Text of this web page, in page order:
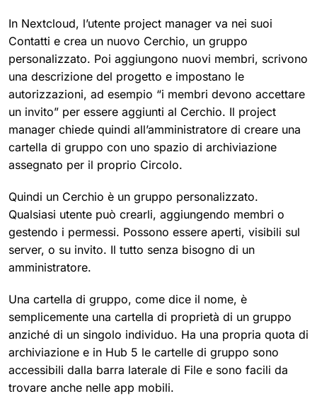
In Nextcloud, l’utente project manager va nei suoi
Contatti e crea un nuovo Cerchio, un gruppo
personalizzato. Poi aggiungono nuovi membri, scrivono
una descrizione del progetto e impostano le
autorizzazioni, ad esempio “i membri devono accettare
un invito” per essere aggiunti al Cerchio. Il project
manager chiede quindi all’amministratore di creare una
cartella di gruppo con uno spazio di archiviazione
assegnato per il proprio Circolo.
Quindi un Cerchio è un gruppo personalizzato.
Qualsiasi utente può crearli, aggiungendo membri o
gestendo i permessi. Possono essere aperti, visibili sul
server, o su invito. Il tutto senza bisogno di un
amministratore.
Una cartella di gruppo, come dice il nome, è
semplicemente una cartella di proprietà di un gruppo
anziché di un singolo individuo. Ha una propria quota di
archiviazione e in Hub 5 le cartelle di gruppo sono
accessibili dalla barra laterale di File e sono facili da
trovare anche nelle app mobili.